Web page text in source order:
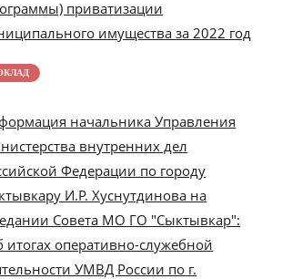
приватизации
имущества за 2022 год
начальника Управления
внутренних дел
Федерации по городу
И.Р. Хуснутдинова на
Совета МО ГО "Сыктывкар":
итогах оперативно-служебной
УМВД России по г.